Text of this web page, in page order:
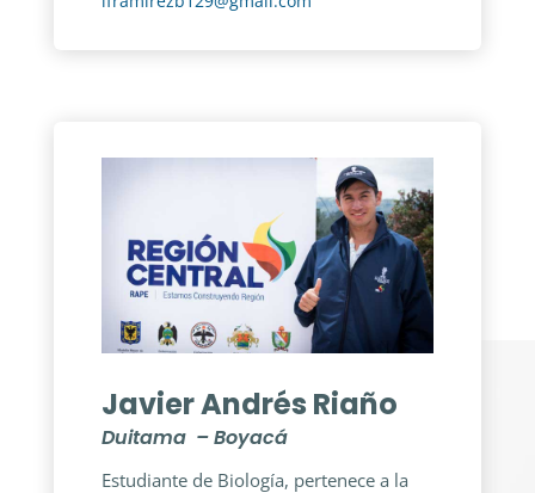
Javier Andrés Riaño
Duitama – Boyacá
Estudiante de Biología, pertenece a la